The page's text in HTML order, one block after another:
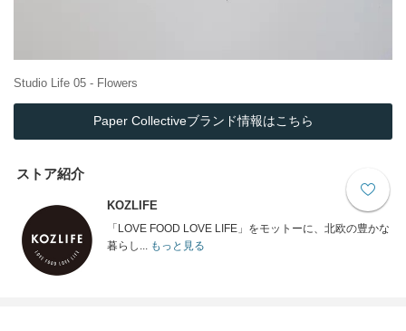
Studio Life 05 - Flowers
Paper Collectiveブランド情報はこちら
ストア紹介
KOZLIFE
「LOVE FOOD LOVE LIFE」をモットーに、北欧の豊かな
暮らし...
もっと見る